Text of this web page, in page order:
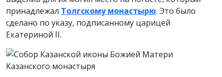
принадлежал Толгскому монастырю. Это было
сделано по указу, подписанному царицей
Екатериной II.